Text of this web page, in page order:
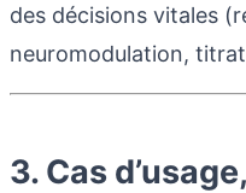
des décisions vitales
neuromodulation,
3. Cas